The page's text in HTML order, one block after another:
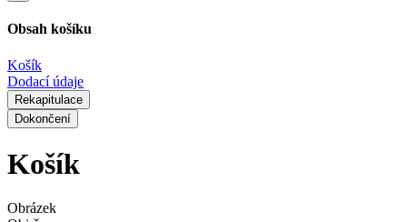
Obsah košíku
Košík
Dodací údaje
Rekapitulace
Dokončení
Košík
Obrázek